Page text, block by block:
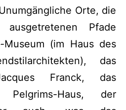
Orte, die
Pfade
(im Haus des
das
Franck, das
Pelgrims-Haus, der